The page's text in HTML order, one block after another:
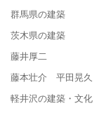
群馬県の建築
茨木県の建築
藤井厚二
藤本壮介 平田晃
軽井沢の建築・文化